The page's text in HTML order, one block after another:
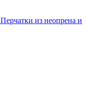
Перчатки из неопрена и